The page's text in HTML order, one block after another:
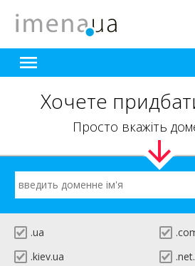
Хочете
Просто вкажіть
.ua
.kiev.ua